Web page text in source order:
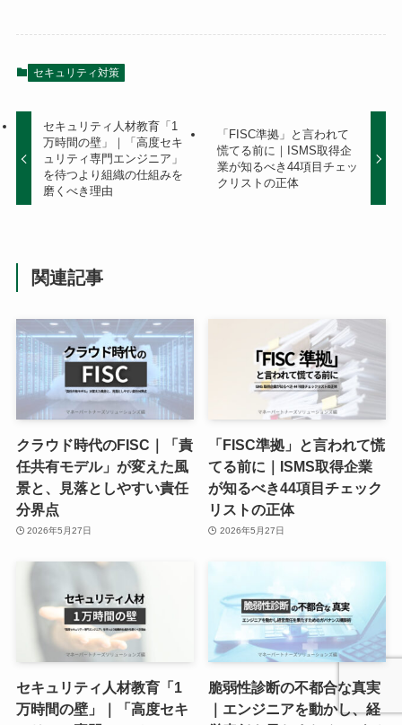
セキュリティ対策
セキュリティ人材教育「1
万時間の壁」｜「高度セキ
ュリティ専門エンジニア」
を待つより組織の仕組みを
磨くべき理由
「FISC準拠」と言われて
慌てる前に｜ISMS取得企
業が知るべき44項目チェッ
クリストの正体
関連記事
クラウド時代のFISC｜「責
任共有モデル」が変えた風
景と、見落としやすい責任
分界点
2026年5月27日
「FISC準拠」と言われて慌
てる前に｜ISMS取得企業
が知るべき44項目チェック
リストの正体
2026年5月27日
セキュリティ人材教育「1
万時間の壁」｜「高度セキ
脆弱性診断の不都合な真実
｜エンジニアを動かし、経